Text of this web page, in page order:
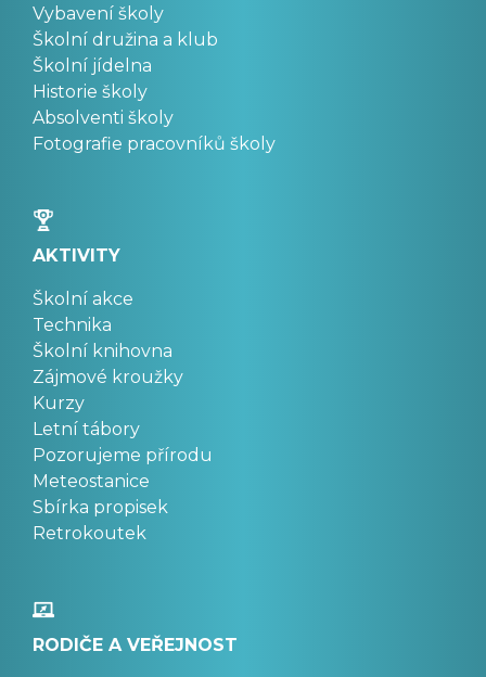
Vybavení školy
Školní družina a klub
Školní jídelna
Historie školy
Absolventi školy
Fotografie pracovníků školy
AKTIVITY
Školní akce
Technika
Školní knihovna
Zájmové kroužky
Kurzy
Letní tábory
Pozorujeme přírodu
Meteostanice
Sbírka propisek
Retrokoutek
RODIČE A VEŘEJNOST